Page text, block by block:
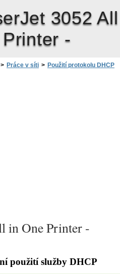
3052 All
-
> Práce v síti > Použití protokolu DHCP
in One Printer -
použití služby DHCP